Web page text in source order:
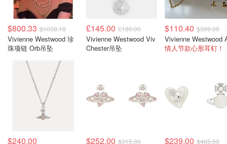
$800.33 $1038.18
Vivienne Westwood 珍
珠项链 Orb吊坠
£145.00 £180.00
Vivienne Westwood Viv
Chester吊坠
$110.40 $309.00
情人节款心形耳钉！
$240.00 $252.00 $315.00 $239.00 $405.00